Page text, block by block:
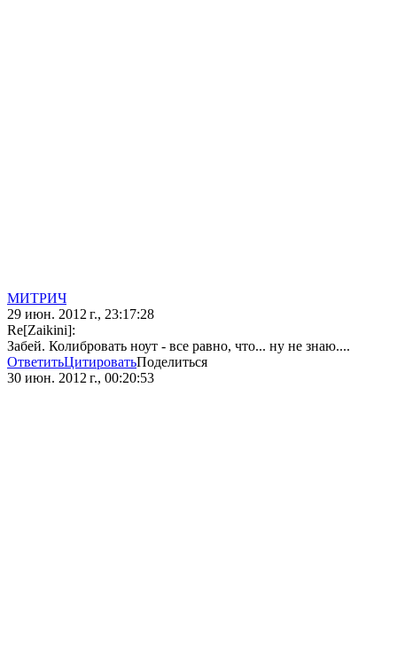
МИТРИЧ
29 июн. 2012 г., 23:17:28
Re[Zaikini]:
Забей. Колибровать ноут - все равно, что... ну не знаю....
ОтветитьЦитироватьПоделиться
30 июн. 2012 г., 00:20:53